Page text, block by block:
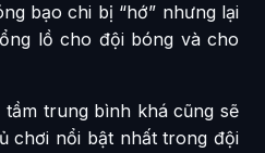
bạo chi bị “hớ” nhưng lại
lồ cho đội bóng và cho
trung bình khá cũng sẽ
chơi nổi bật nhất trong đội